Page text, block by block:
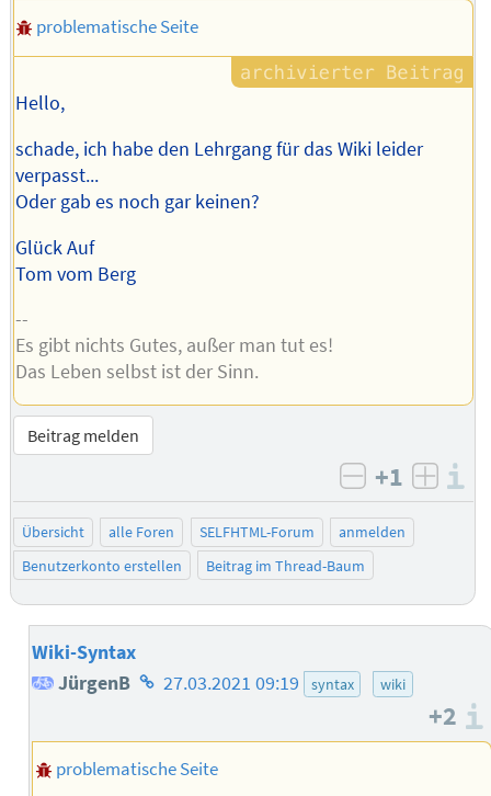
problematische Seite
Hello,
schade, ich habe den Lehrgang für das Wiki leider
verpasst...
Oder gab es noch gar keinen?
Glück Auf
Tom vom Berg
--
Es gibt nichts Gutes, außer man tut es!
Das Leben selbst ist der Sinn.
Beitrag melden
negativ
+1
Übersicht alle Foren SELFHTML-Forum
anmelden
Benutzerkonto erstellen
Beitrag im Thread-Baum
Wiki-Syntax
JürgenB Homepage
Autors
27.03.2021 09:19 syntax wiki
+2
problematische Seite